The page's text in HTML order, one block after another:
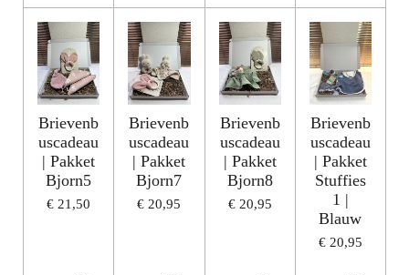
Brievenb
uscadeau
| Pakket
Bjorn5
€ 21,50
Brievenb
uscadeau
| Pakket
Bjorn7
€ 20,95
Brievenb
uscadeau
| Pakket
Bjorn8
€ 20,95
Brievenb
uscadeau
| Pakket
Stuffies
1 |
Blauw
€ 20,95